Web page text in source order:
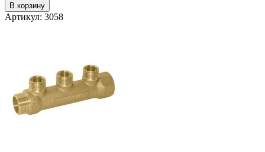
В корзину
Артикул: 3058